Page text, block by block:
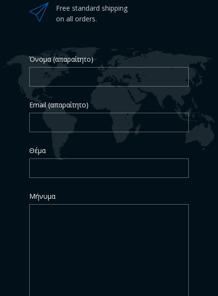
Free standard shipping
on all orders.
Όνομα (απαραίτητο)
Email (απαραίτητο)
Θέμα
Μήνυμα